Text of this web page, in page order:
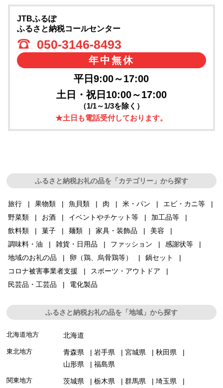
JTBふるぽ
ふるさと納税コールセンター
050-3146-8493
年中無休
平日9:00～17:00
土日・祝日10:00～17:00
（1/1～1/3を除く）
★土日も電話受付しております。
ふるさと納税お礼の品を「カテゴリー」から探す
旅行 果物類 魚貝類 肉 米・パン
エビ・カニ等
野菜類
お酒 イベントやチケット等
加工品等
飲料類
菓子 麺類 家具・装飾品
美容
調味料・油
雑貨・日用品 ファッション
感謝状等
地域のお礼の品
卵（鶏、烏骨鶏等）
鍋セット
コロナ被害事業者支援
スポーツ・アウトドア
民芸品・工芸品
電化製品
ふるさと納税お礼の品を「地域」から探す
北海道地方 北海道
東北地方 青森県 岩手県 宮城県
秋田県
山形県
福島県
関東地方 茨城県 栃木県 群馬県
埼玉県